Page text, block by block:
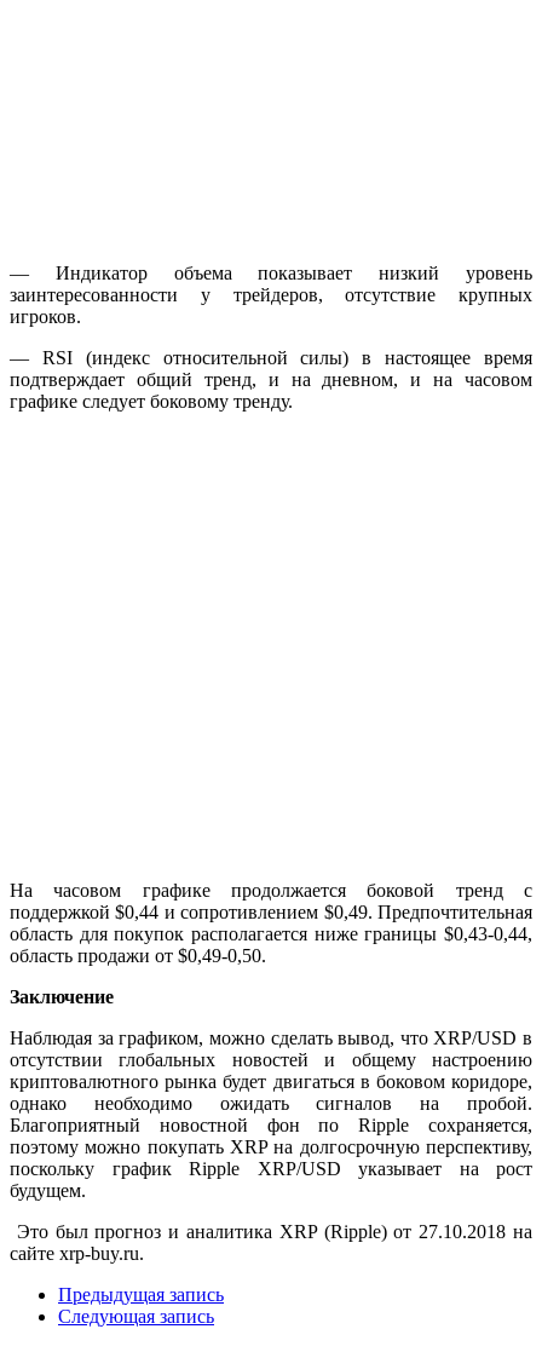
— Индикатор объема показывает низкий уровень
заинтересованности у трейдеров, отсутствие крупных
игроков.
— RSI (индекс относительной силы) в настоящее время
подтверждает общий тренд, и на дневном, и на часовом
графике следует боковому тренду.
На часовом графике продолжается боковой тренд с
поддержкой $0,44 и сопротивлением $0,49. Предпочтительная
область для покупок располагается ниже границы $0,43-0,44,
область продажи от $0,49-0,50.
Заключение
Наблюдая за графиком, можно сделать вывод, что XRP/USD в
отсутствии глобальных новостей и общему настроению
криптовалютного рынка будет двигаться в боковом коридоре,
однако необходимо ожидать сигналов на пробой.
Благоприятный новостной фон по Ripple сохраняется,
поэтому можно покупать XRP на долгосрочную перспективу,
поскольку график Ripple XRP/USD указывает на рост
будущем.
Это был прогноз и аналитика XRP (Ripple) от 27.10.2018 на
сайте xrp-buy.ru.
Предыдущая запись
Следующая запись